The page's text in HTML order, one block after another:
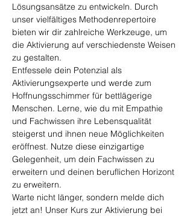
Lösungsansätze zu entwickeln. Durch
unser vielfältiges Methodenrepertoire
bieten wir dir zahlreiche Werkzeuge, um
die Aktivierung auf verschiedenste Weisen
zu gestalten.
Entfessele dein Potenzial als
Aktivierungsexperte und werde zum
Hoffnungsschimmer für bettlägerige
Menschen. Lerne, wie du mit Empathie
und Fachwissen ihre Lebensqualität
steigerst und ihnen neue Möglichkeiten
eröffnest. Nutze diese einzigartige
Gelegenheit, um dein Fachwissen zu
erweitern und deinen beruflichen Horizont
zu erweitern.
Warte nicht länger, sondern melde dich
jetzt an! Unser Kurs zur Aktivierung bei